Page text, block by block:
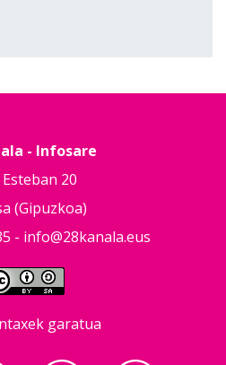
- Infosare
20
(Gipuzkoa)
- info@28kanala.eus
garatua